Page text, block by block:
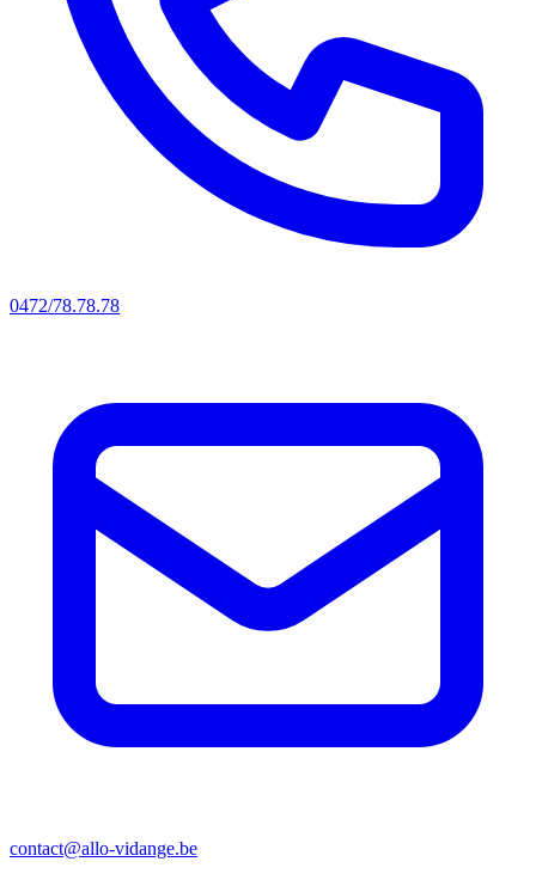
0472/78.78.78
contact@allo-vidange.be